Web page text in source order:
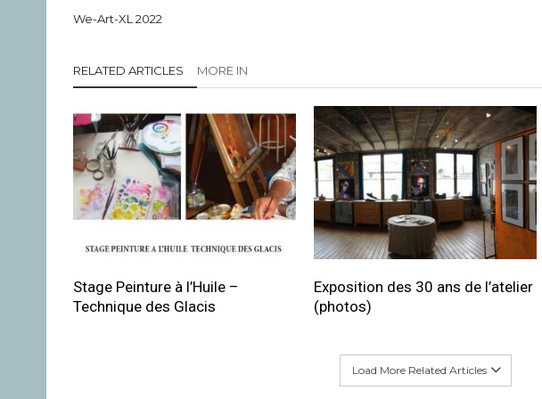
We-Art-XL 2022
RELATED ARTICLES MORE IN
Stage Peinture à l’Huile –
Technique des Glacis
Exposition des 30 ans de l’atelier
(photos)
Load More Related Articles